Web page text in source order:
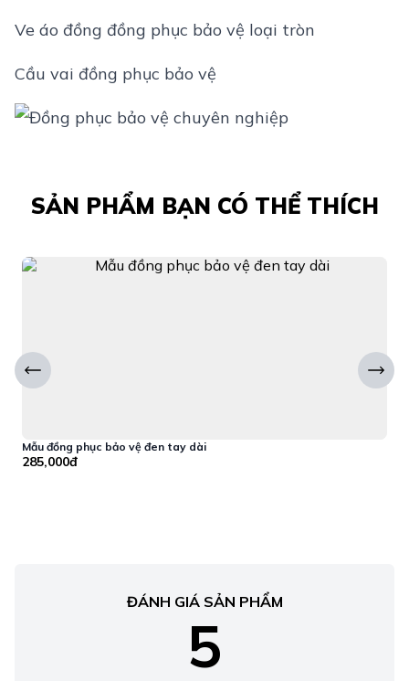
Ve áo đồng đồng phục bảo vệ loại tròn
Cầu vai đồng phục bảo vệ
SẢN PHẨM BẠN CÓ THỂ THÍCH
Mẫu đồng phục bảo vệ đen tay dài
285,000đ
ĐÁNH GIÁ SẢN PHẨM
5